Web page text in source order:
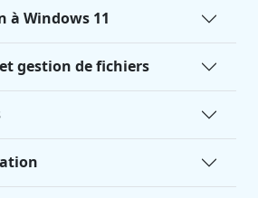
Windows 11
gestion de fichiers